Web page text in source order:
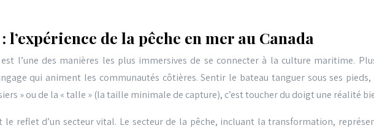
de la pêche en mer au Canada
l’une des manières les plus immersives de se connecter à la culture maritime.
qui animent les communautés côtières. Sentir le bateau tanguer sous ses
» ou de la « talle » (la taille minimale de capture), c’est toucher du doigt une réalité
le reflet d’un secteur vital. Le secteur de la pêche, incluant la transformation,